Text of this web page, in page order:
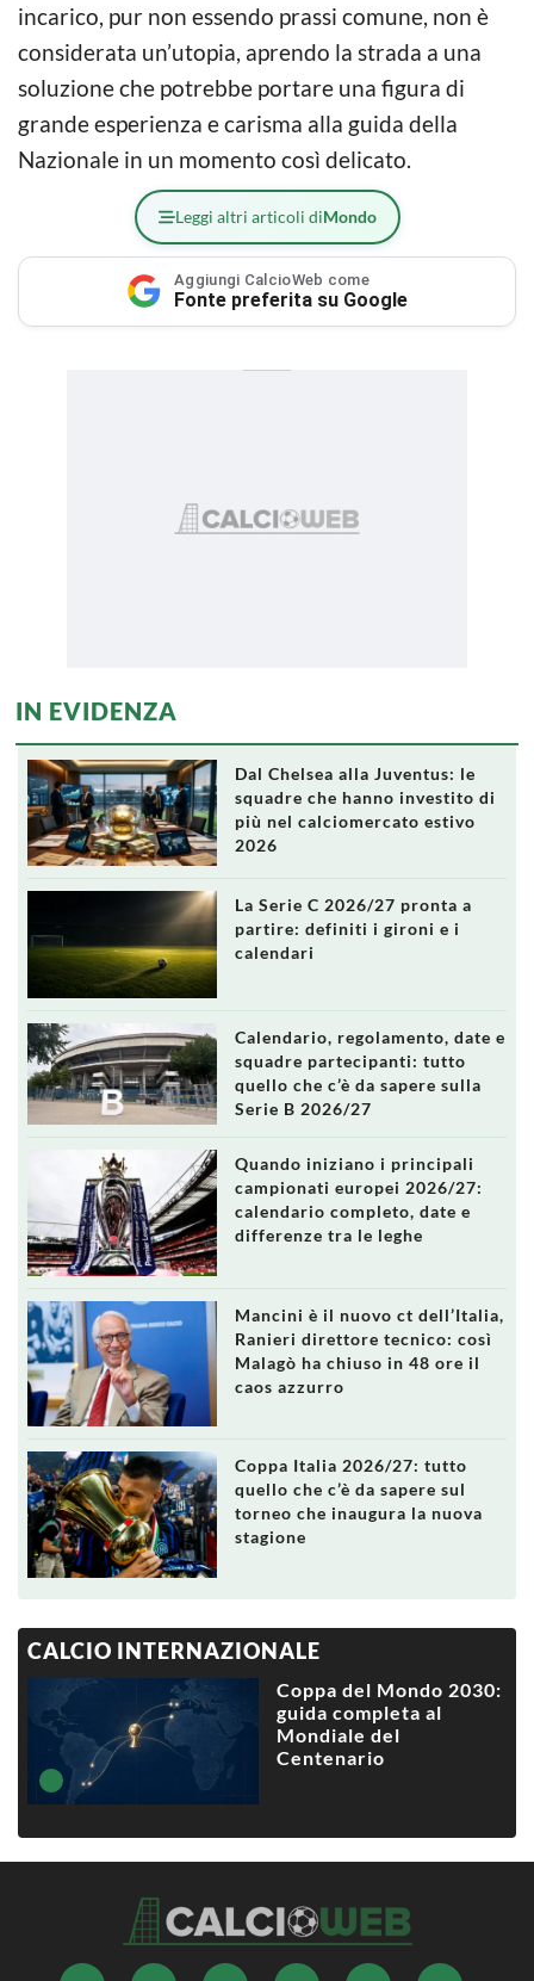
incarico, pur non essendo prassi comune, non è
considerata un’utopia, aprendo la strada a una
soluzione che potrebbe portare una figura di
grande esperienza e carisma alla guida della
Nazionale in un momento così delicato.
Leggi altri articoli diMondo
Aggiungi CalcioWeb come
Fonte preferita su Google
IN EVIDENZA
Dal Chelsea alla Juventus: le
squadre che hanno investito di
più nel calciomercato estivo
2026
La Serie C 2026/27 pronta a
partire: definiti i gironi e i
calendari
Calendario, regolamento, date e
squadre partecipanti: tutto
quello che c’è da sapere sulla
Serie B 2026/27
Quando iniziano i principali
campionati europei 2026/27:
calendario completo, date e
differenze tra le leghe
Mancini è il nuovo ct dell’Italia,
Ranieri direttore tecnico: così
Malagò ha chiuso in 48 ore il
caos azzurro
Coppa Italia 2026/27: tutto
quello che c’è da sapere sul
torneo che inaugura la nuova
stagione
CALCIO INTERNAZIONALE
Coppa del Mondo 2030:
guida completa al
Mondiale del
Centenario